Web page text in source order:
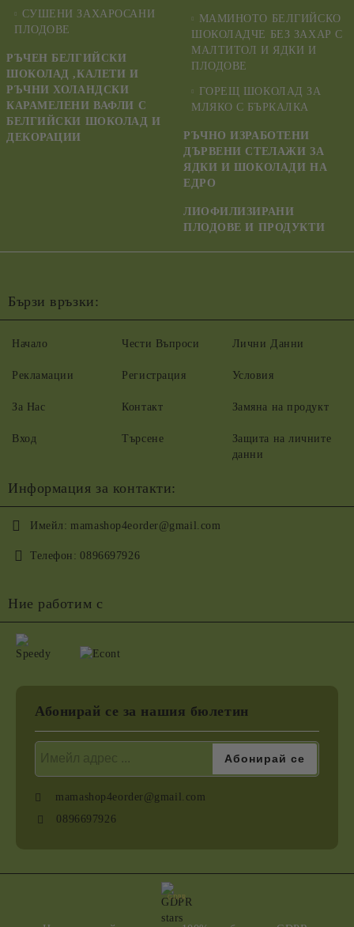
СУШЕНИ ЗАХАРОСАНИ
ПЛОДОВЕ
РЪЧЕН БЕЛГИЙСКИ
ШОКОЛАД ,КАЛЕТИ И
РЪЧНИ ХОЛАНДСКИ
КАРАМЕЛЕНИ ВАФЛИ С
БЕЛГИЙСКИ ШОКОЛАД И
ДЕКОРАЦИИ
МАМИНОТО БЕЛГИЙСКО
ШОКОЛАДЧЕ БЕЗ ЗАХАР С
МАЛТИТОЛ И ЯДКИ И
ПЛОДОВЕ
ГОРЕЩ ШОКОЛАД ЗА
МЛЯКО С БЪРКАЛКА
РЪЧНО ИЗРАБОТЕНИ
ДЪРВЕНИ СТЕЛАЖИ ЗА
ЯДКИ И ШОКОЛАДИ НА
ЕДРО
ЛИОФИЛИЗИРАНИ
ПЛОДОВЕ И ПРОДУКТИ
Бързи връзки:
Начало
Рекламации
За Нас
Вход
Чести Въпроси
Регистрация
Контакт
Търсене
Лични Данни
Условия
Замяна на продукт
Защита на личните
данни
Информация за контакти:
Имейл: mamashop4eorder@gmail.com
Телефон: 0896697926
Ние работим с
Абонирай се за нашия бюлетин
mamashop4eorder@gmail.com
0896697926
GDPR